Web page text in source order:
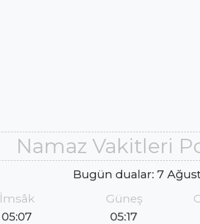
Namaz Vakitleri
Bugün dualar: 7
İmsâk
05:07
Güneş
05:17